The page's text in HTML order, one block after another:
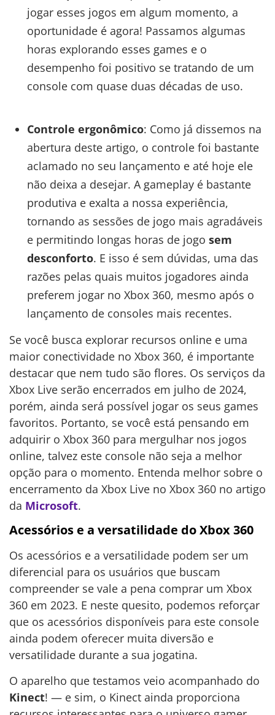
jogar esses jogos em algum momento, a
oportunidade é agora! Passamos algumas
horas explorando esses games e o
desempenho foi positivo se tratando de um
console com quase duas décadas de uso.
Controle ergonômico: Como já dissemos na
abertura deste artigo, o controle foi bastante
aclamado no seu lançamento e até hoje ele
não deixa a desejar. A gameplay é bastante
produtiva e exalta a nossa experiência,
tornando as sessões de jogo mais agradáveis
e permitindo longas horas de jogo sem
desconforto. E isso é sem dúvidas, uma das
razões pelas quais muitos jogadores ainda
preferem jogar no Xbox 360, mesmo após o
lançamento de consoles mais recentes.
Se você busca explorar recursos online e uma
maior conectividade no Xbox 360, é importante
destacar que nem tudo são flores. Os serviços da
Xbox Live serão encerrados em julho de 2024,
porém, ainda será possível jogar os seus games
favoritos. Portanto, se você está pensando em
adquirir o Xbox 360 para mergulhar nos jogos
online, talvez este console não seja a melhor
opção para o momento. Entenda melhor sobre o
encerramento da Xbox Live no Xbox 360 no artigo
da Microsoft.
Acessórios e a versatilidade do Xbox 360
Os acessórios e a versatilidade podem ser um
diferencial para os usuários que buscam
compreender se vale a pena comprar um Xbox
360 em 2023. E neste quesito, podemos reforçar
que os acessórios disponíveis para este console
ainda podem oferecer muita diversão e
versatilidade durante a sua jogatina.
O aparelho que testamos veio acompanhado do
Kinect! — e sim, o Kinect ainda proporciona